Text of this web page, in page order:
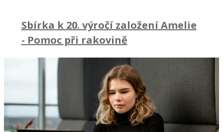
Sbírka k 20. výročí založení Amelie
- Pomoc při rakovině